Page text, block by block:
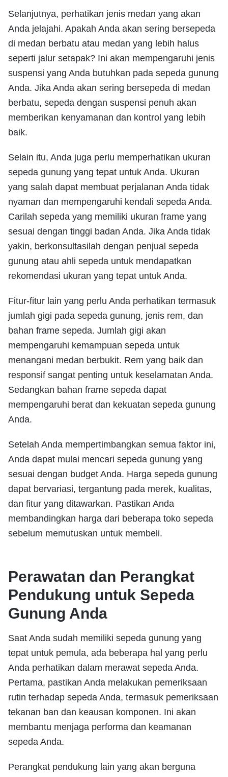
Selanjutnya, perhatikan jenis medan yang akan
Anda jelajahi. Apakah Anda akan sering bersepeda
di medan berbatu atau medan yang lebih halus
seperti jalur setapak? Ini akan mempengaruhi jenis
suspensi yang Anda butuhkan pada sepeda gunung
Anda. Jika Anda akan sering bersepeda di medan
berbatu, sepeda dengan suspensi penuh akan
memberikan kenyamanan dan kontrol yang lebih
baik.
Selain itu, Anda juga perlu memperhatikan ukuran
sepeda gunung yang tepat untuk Anda. Ukuran
yang salah dapat membuat perjalanan Anda tidak
nyaman dan mempengaruhi kendali sepeda Anda.
Carilah sepeda yang memiliki ukuran frame yang
sesuai dengan tinggi badan Anda. Jika Anda tidak
yakin, berkonsultasilah dengan penjual sepeda
gunung atau ahli sepeda untuk mendapatkan
rekomendasi ukuran yang tepat untuk Anda.
Fitur-fitur lain yang perlu Anda perhatikan termasuk
jumlah gigi pada sepeda gunung, jenis rem, dan
bahan frame sepeda. Jumlah gigi akan
mempengaruhi kemampuan sepeda untuk
menangani medan berbukit. Rem yang baik dan
responsif sangat penting untuk keselamatan Anda.
Sedangkan bahan frame sepeda dapat
mempengaruhi berat dan kekuatan sepeda gunung
Anda.
Setelah Anda mempertimbangkan semua faktor ini,
Anda dapat mulai mencari sepeda gunung yang
sesuai dengan budget Anda. Harga sepeda gunung
dapat bervariasi, tergantung pada merek, kualitas,
dan fitur yang ditawarkan. Pastikan Anda
membandingkan harga dari beberapa toko sepeda
sebelum memutuskan untuk membeli.
Perawatan dan Perangkat
Pendukung untuk Sepeda
Gunung Anda
Saat Anda sudah memiliki sepeda gunung yang
tepat untuk pemula, ada beberapa hal yang perlu
Anda perhatikan dalam merawat sepeda Anda.
Pertama, pastikan Anda melakukan pemeriksaan
rutin terhadap sepeda Anda, termasuk pemeriksaan
tekanan ban dan keausan komponen. Ini akan
membantu menjaga performa dan keamanan
sepeda Anda.
Perangkat pendukung lain yang akan berguna